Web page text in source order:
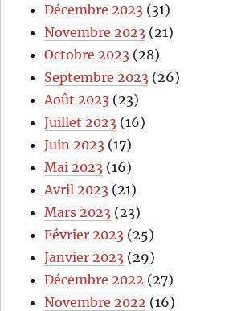
Décembre 2023 (31)
Novembre 2023 (21)
Octobre 2023 (28)
Septembre 2023 (26)
Août 2023 (23)
Juillet 2023 (16)
Juin 2023 (17)
Mai 2023 (16)
Avril 2023 (21)
Mars 2023 (23)
Février 2023 (25)
Janvier 2023 (29)
Décembre 2022 (27)
Novembre 2022 (16)